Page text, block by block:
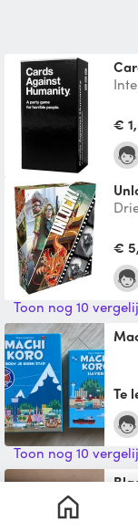
€
€
Toon nog 10
Te
Toon nog 10